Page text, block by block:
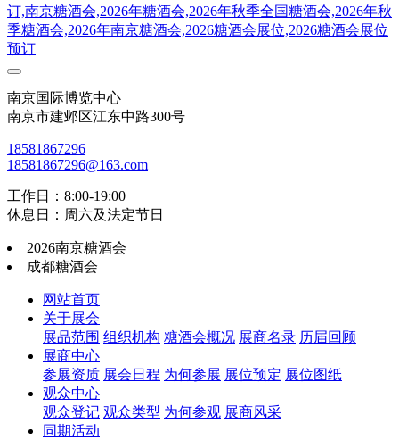
南京国际博览中心
南京市建邺区江东中路300号
18581867296
18581867296@163.com
工作日：8:00-19:00
休息日：周六及法定节日
2026南京糖酒会
成都糖酒会
网站首页
关于展会
展品范围 组织机构 糖酒会概况 展商名录 历届回顾
展商中心
参展资质 展会日程 为何参展 展位预定 展位图纸
观众中心
观众登记 观众类型 为何参观 展商风采
同期活动